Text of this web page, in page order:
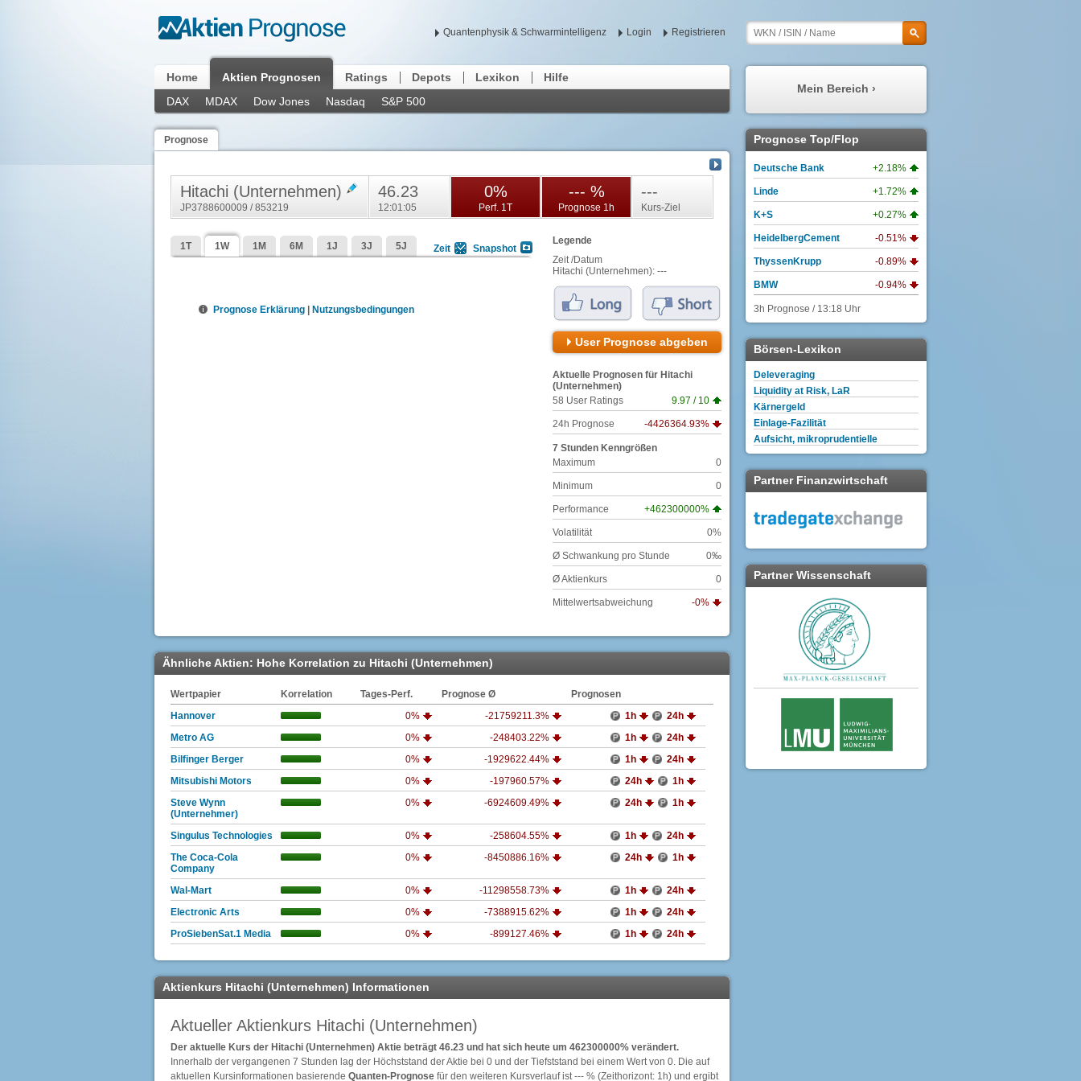
Quantenphysik & Schwarmintelligenz Login Registrieren
Home
Aktien Prognosen
DAX
MDAX Dow Jones Nasdaq S&P 500
Ratings Depots Lexikon
Hilfe
Mein Bereich ›
Meine Prognosen
Meine Watchlist
Mein Profil
Meine Nachrichten
Prognose
Hitachi (Unternehmen)
JP3788600009 / 853219
46.23
12:01:05
0%
Perf. 1T
--- %
Prognose 1h
---
Kurs-Ziel
1T 1W 1M 6M 1J 3J 5J Zeit Snapshot
Prognose Erklärung Nutzungsbedingungen
Legende
Zeit /Datum
Hitachi (Unternehmen): ---
User Prognose abgeben
Aktuelle Prognosen für Hitachi
(Unternehmen)
58 User Ratings 9.97 / 10
24h Prognose -4426364.93%
7 Stunden Kenngrößen
Maximum
0
Minimum 0
Performance +462300000%
Volatilität 0%
Ø Schwankung pro Stunde 0‰
Ø Aktienkurs 0
Mittelwertsabweichung -0%
Ähnliche Aktien: Hohe Korrelation zu Hitachi (Unternehmen)
Wertpapier Korrelation Tages-Perf. Prognose Ø
Prognosen
Hannover
0% -21759211.3% 24h
1h
Metro AG
0% -248403.22% 24h
1h
Bilfinger Berger
0% -1929622.44% 24h
1h
Mitsubishi Motors
0% -197960.57% 1h
24h
Steve Wynn
(Unternehmer)
0% -6924609.49% 1h
24h
Singulus Technologies 0% -258604.55% 24h
1h
The Coca-Cola
Company
0% -8450886.16% 1h
24h
Wal-Mart 0% -11298558.73% 24h
1h
Electronic Arts
0% -7388915.62% 24h
1h
ProSiebenSat.1 Media
0% -899127.46% 24h
1h
Aktienkurs Hitachi (Unternehmen) Informationen
Aktueller Aktienkurs Hitachi (Unternehmen)
Der aktuelle Kurs der Hitachi (Unternehmen) Aktie beträgt 46.23 und hat sich heute um 462300000% verändert.
Innerhalb der vergangenen 7 Stunden lag der Höchststand der Aktie bei 0 und der Tiefststand bei einem Wert von 0. Die auf
aktuellen Kursinformationen basierende Quanten-Prognose für den weiteren Kursverlauf ist --- % (Zeithorizont: 1h) und ergibt
Prognose Top/Flop
Deutsche Bank +2.18%
Linde +1.72%
K+S +0.27%
HeidelbergCement -0.51%
ThyssenKrupp -0.89%
BMW -0.94%
3h Prognose / 13:18 Uhr
Börsen-Lexikon
Deleveraging
Liquidity at Risk, LaR
Kärnergeld
Einlage-Fazilität
Aufsicht, mikroprudentielle
Partner Finanzwirtschaft
Partner Wissenschaft